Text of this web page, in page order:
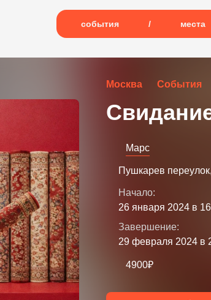
события / места
Москва События
Марс
Пушкарев
Начало:
26 января 2024 в
Завершение:
29 февраля 2024 в
4900₽